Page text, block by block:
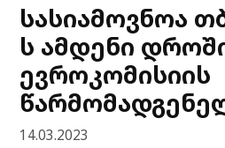
სასიამოვნოა
ს ამდენი
ევროკომისიის
14.03.2023